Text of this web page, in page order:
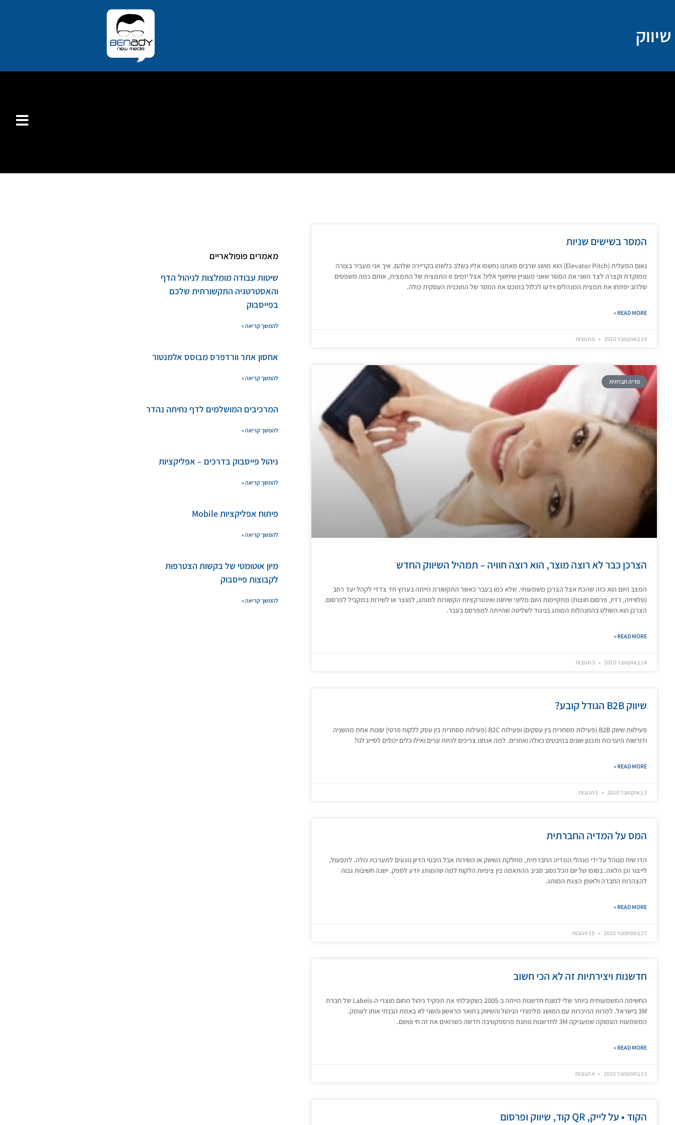
שיווק
המסר בשישים שניות
נאום המעלית (Elevator Pitch) הוא מושג שרבים מאתנו נחשפו אליו בשלב כלשהו בקריירה שלהם. איך אני מעביר בצורה
ממוקדת וקצרה לצד השני את המסר שאני מעוניין שיחשף אליו? אצל יזמים זו התמצית של התמצית, אותם כמה משפטים
שלרוב יפתחו את תמצית המנהלים וידעו לכלול בתוכם את המסר של התוכנית העסקית כולה.
READ MORE »
19 באוקטובר 2010
מדיה חברתית
הצרכן כבר לא רוצה מוצר, הוא רוצה חוויה – תמהיל השיווק החדש
המצב היום הוא כזה שהכח אצל הצרכן משמעותי. שלא כמו בעבר כאשר התקשורת הייתה בערוץ חד צדדי לקהל יעד רחב
(טלוויזיה, רדיו, פרסום חוצות) מתקיימות היום מליוני שיחות ואינטרקציות הקשורות למותג, למוצר או לשירות במקביל לפרסום.
הצרכן הוא השולט בהתנהלות המותג בניגוד לשליטה שהייתה למפרסם בעבר.
READ MORE »
14 באוקטובר 2010
שיווק B2B הגודל קובע?
פעילוות שיווק B2B (פעילות מסחרית בין עסקים) ופעילות B2C (פעילות מסחרית בין עסק ללקוח פרטי) שונות אחת מהשניה
ודורשות היערכות ותכנון שונים בהיבטים כאלה ואחרים. למה אנחנו צריכים להיות ערים ואילו כלים יכולים לסייע לנו?
READ MORE »
3 באוקטובר 2010
המס על המדיה החברתית
הדו שיח מנוהל על ידי מנהלי המדיה החברתית, מחלקת השיווק או השירות אבל היבטי הדיון נוגעים למערכת כולה. לתפעול,
לייצור וכן הלאה. בסופו של יום הכל נסוב סביב ההתאמה בין ציפיות הלקוח למה שהמותג יודע לספק. ישנה חשיבות גבוה
להצהרות החברה ולאופן הצגת המותג.
READ MORE »
27 בספטמבר 2010
חדשנות ויצירתיות זה לא הכי חשוב
החשיפה המשמעותית ביותר שלי למונח חדשנות הייתה ב-2005 כשקיבלתי את תפקיד ניהול תחום מוצרי ה-Labels של חברת
3M בישראל. למרות ההיכרות עם המושג מלימודי הניהול והשיווק בתואר הראשון והשני לא באמת הבנתי אותו לעומק.
המשמעות העמוקה שמעניקה 3M לחדשנות נותנת פרספקטיבה חדשה כשרואים את זה חי ונושם.
READ MORE »
13 בספטמבר 2010
הקוד • על לייק, QR קוד, שיווק ופרסום
מאמרים פופולאריים
שיטות עבודה מומלצות לניהול הדף
והאסטרטגיה התקשורתית שלכם
בפייסבוק
להמשך קריאה »
אחסון אתר וורדפרס מבוסס אלמנטור
להמשך קריאה »
המרכיבים המושלמים לדף נחיתה נהדר
להמשך קריאה »
ניהול פייסבוק בדרכים – אפליקציות
להמשך קריאה »
פיתוח אפליקציות Mobile
להמשך קריאה »
מיון אוטומטי של בקשות הצטרפות
לקבוצות פייסבוק
להמשך קריאה »